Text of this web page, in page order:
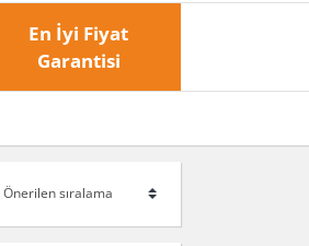
En İyi Fiyat
Garantisi